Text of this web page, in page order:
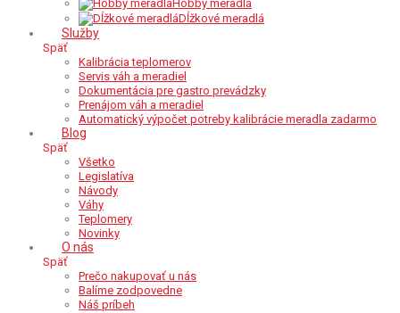
Hobby meradlá
Dĺžkové meradlá
Služby
Späť
Kalibrácia teplomerov
Servis váh a meradiel
Dokumentácia pre gastro prevádzky
Prenájom váh a meradiel
Automatický výpočet potreby kalibrácie meradla zadarmo
Blog
Späť
Všetko
Legislatíva
Návody
Váhy
Teplomery
Novinky
O nás
Späť
Prečo nakupovať u nás
Balíme zodpovedne
Náš príbeh